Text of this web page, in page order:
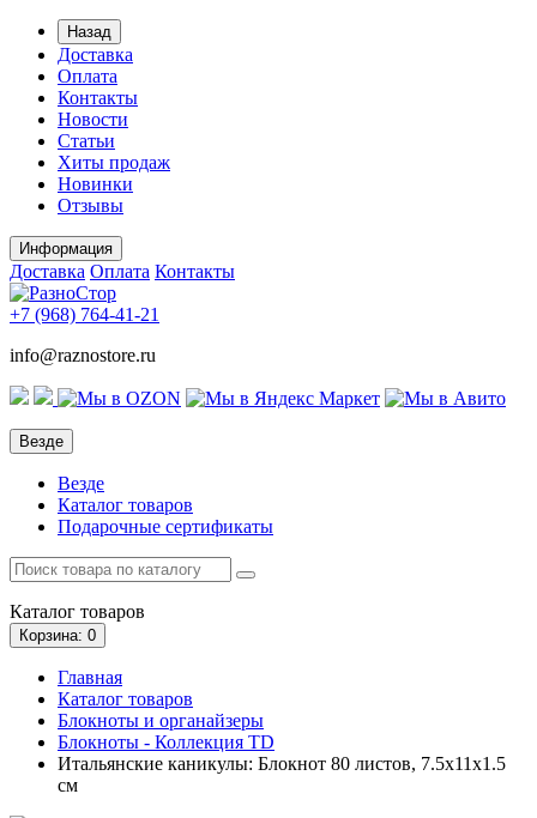
Назад
Доставка
Оплата
Контакты
Новости
Статьи
Хиты продаж
Новинки
Отзывы
Информация
Доставка Оплата Контакты
+7 (968) 764-41-21
info@raznostore.ru
Везде
Везде
Каталог товаров
Подарочные сертификаты
Каталог товаров
Корзина: 0
Главная
Каталог товаров
Блокноты и органайзеры
Блокноты - Коллекция TD
Итальянские каникулы: Блокнот 80 листов, 7.5x11x1.5
см